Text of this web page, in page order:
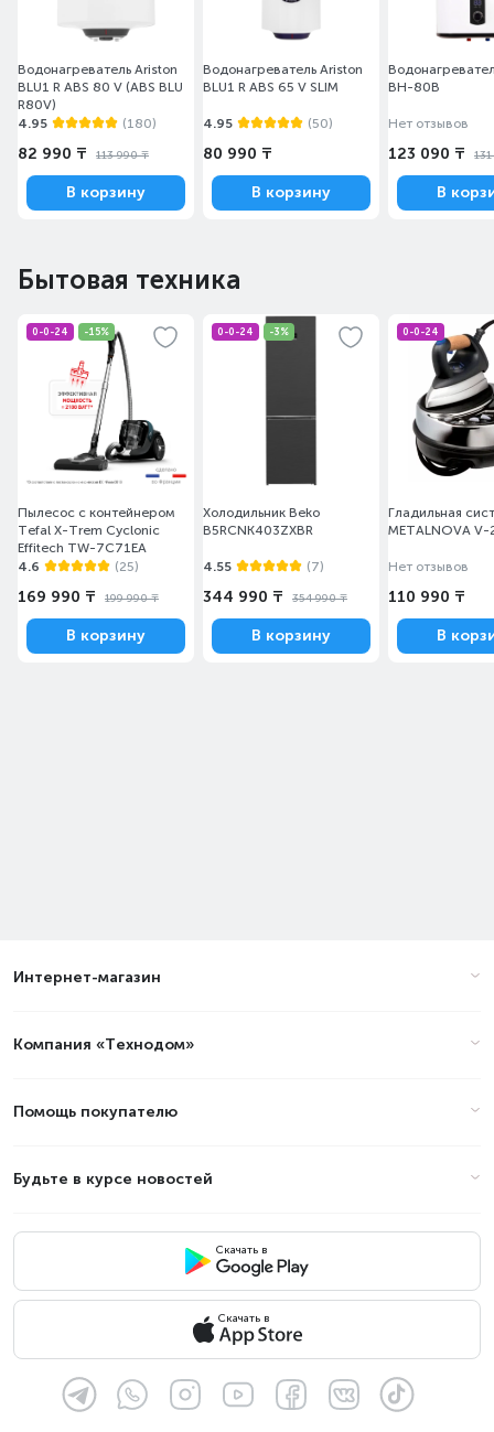
Водонагреватель Ariston
BLU1 R ABS 80 V (ABS BLU
R80V)
4.95
(180)
82 990 ₸ 113 990 ₸
В корзину
Водонагреватель Ariston
BLU1 R ABS 65 V SLIM
4.95 (50)
80 990 ₸
В корзину
ВН-80В
Нет отзывов
123 090 ₸
В
Бытовая техника
0-0-24 -15%
Пылесос с контейнером
Tefal X-Trem Cyclonic
Effitech TW-7C71EA
4.6
(25)
169 990 ₸ 199 990 ₸
В корзину
0-0-24 -3%
Холодильник Beko
B5RCNK403ZXBR
4.55 (7)
344 990 ₸ 354 990 ₸
В корзину
0-0-24
Гладильная
METALNOVA
Нет отзывов
110 990 ₸
В
Интернет-магазин
Компания «Технодом»
Помощь покупателю
Будьте в курсе новостей
Скачать в
Скачать в